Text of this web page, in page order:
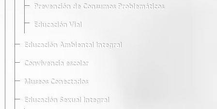
Prevención de Consumos Problemáticos
Educación Vial
Educación Ambiental Integral
Convivencia escolar
Museos Conectados
Educación Sexual Integral